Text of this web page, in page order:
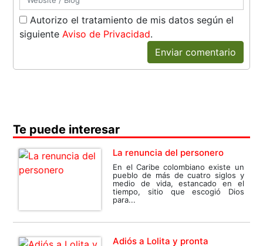
Autorizo el tratamiento de mis datos según el
siguienteAviso de Privacidad.
Enviar comentario
Te puede interesar
La renuncia del personero
En el Caribe colombiano existe un
pueblo de más de cuatro siglos y
medio de vida, estancado en el
tiempo, sitio que escogió Dios
para...
Adiós a Lolita y pronta